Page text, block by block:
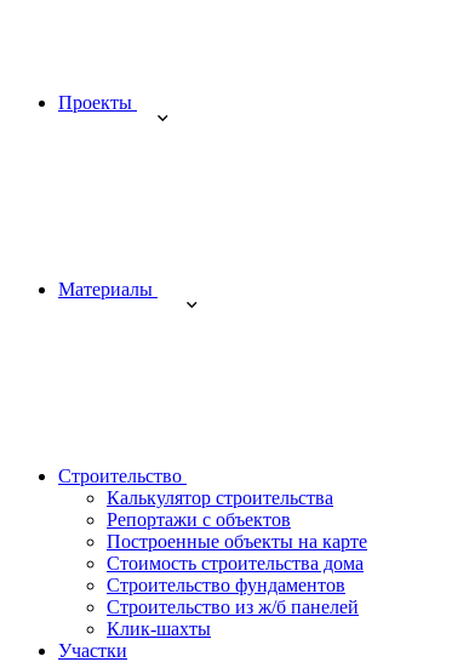
Проекты
Материалы
Строительство
Калькулятор строительства
Репортажи с объектов
Построенные объекты на карте
Стоимость строительства дома
Строительство фундаментов
Строительство из ж/б панелей
Клик-шахты
Участки